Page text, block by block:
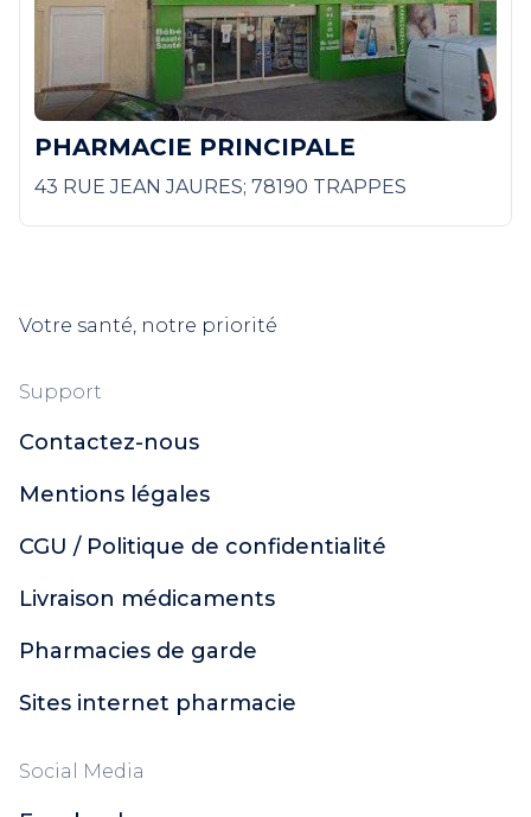
PHARMACIE PRINCIPALE
43 RUE JEAN JAURES; 78190 TRAPPES
Votre santé, notre priorité
Support
Contactez-nous
Mentions légales
CGU / Politique de confidentialité
Livraison médicaments
Pharmacies de garde
Sites internet pharmacie
Social Media